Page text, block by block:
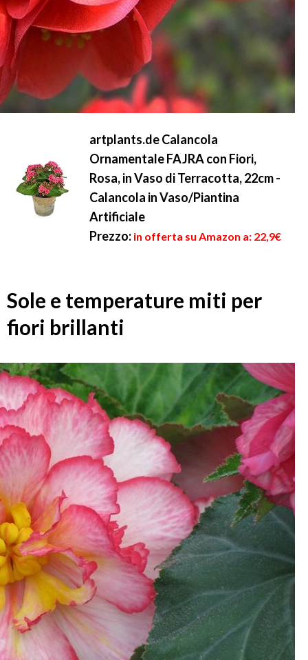
artplants.de Calancola
Ornamentale FAJRA con Fiori,
Rosa, in Vaso di Terracotta, 22cm -
Calancola in Vaso/Piantina
Artificiale
Prezzo: in offerta su Amazon a: 22,9€
Sole e temperature miti per
fiori brillanti